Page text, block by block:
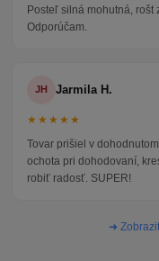
Posteľ silná mohutná, rošt
Odporúčam.
JH Jarmila H.
★★★★★
Tovar prišiel v
ochota pri dohodovaní,
robiť radosť. SUPER!
➜